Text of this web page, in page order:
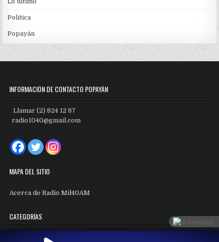
Política
Popayán
INFORMACIÓN DE CONTACTO POPAYÁN
Llamar (2) 824 12 87
radio1040@gmail.com
MAPA DEL SITIO
Acerca de Radio Mil40AM
CATEGORÍAS